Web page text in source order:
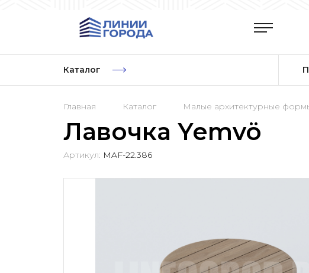
Каталог
Главная Каталог Малые архитектурные
Лавочка Yemvö
Артикул: MAF-22.386